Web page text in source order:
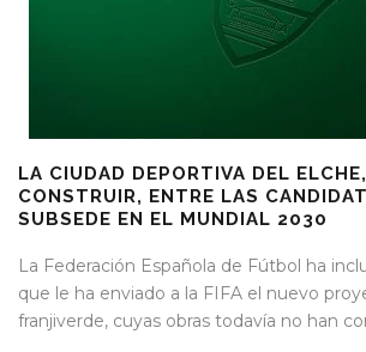
LA CIUDAD DEPORTIVA DEL
CONSTRUIR, ENTRE LAS
SUBSEDE EN EL MUNDIAL 2030
La Federación Española de Fútbol ha
que le ha enviado a la FIFA el nuevo
franjiverde, cuyas obras todavía no han